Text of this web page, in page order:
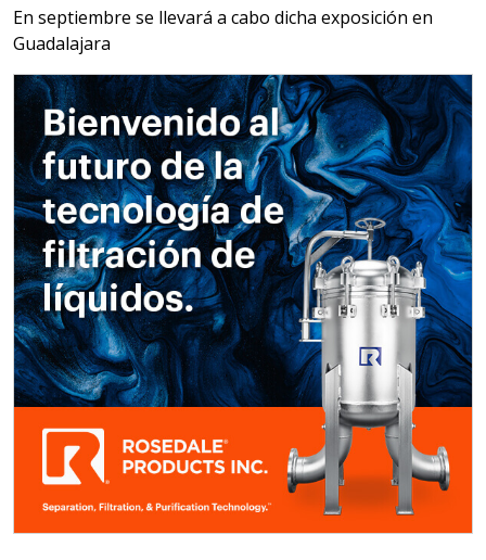
Especificaciones:
Para vehículos eléctricos.
Requisitos: Garantizar composición
química y origen adecuados
(especialmente para grafito) y
contar con sistemas de calidad y
gestión ambiental.
Aplicar al Requerimiento
Empresa en Jalisco
Requiere:
ALAMBRE DE INCONEL
Especificaciones:
Requisitos: Garantizar composición
química y origen adecuados
(especialmente para grafito) y
En septiembre se llevará a cabo dicha exposición en
Guadalajara